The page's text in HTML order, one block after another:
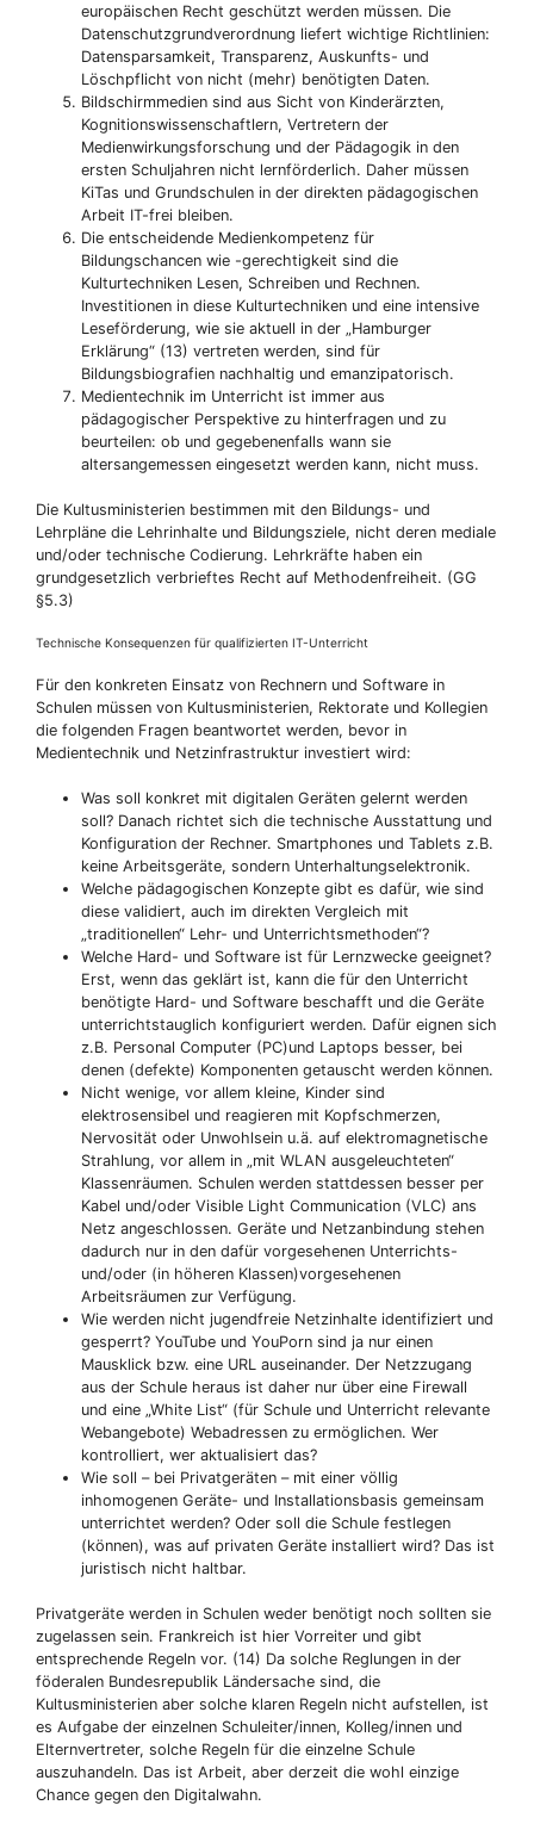
europäischen Recht geschützt werden müssen. Die
Datenschutzgrundverordnung liefert wichtige Richtlinien:
Datensparsamkeit, Transparenz, Auskunfts- und
Löschpflicht von nicht (mehr) benötigten Daten.
Bildschirmmedien sind aus Sicht von Kinderärzten,
Kognitionswissenschaftlern, Vertretern der
Medienwirkungsforschung und der Pädagogik in den
ersten Schuljahren nicht lernförderlich. Daher müssen
KiTas und Grundschulen in der direkten pädagogischen
Arbeit IT-frei bleiben.
Die entscheidende Medienkompetenz für
Bildungschancen wie -gerechtigkeit sind die
Kulturtechniken Lesen, Schreiben und Rechnen.
Investitionen in diese Kulturtechniken und eine intensive
Leseförderung, wie sie aktuell in der „Hamburger
Erklärung“ (13) vertreten werden, sind für
Bildungsbiografien nachhaltig und emanzipatorisch.
Medientechnik im Unterricht ist immer aus
pädagogischer Perspektive zu hinterfragen und zu
beurteilen: ob und gegebenenfalls wann sie
altersangemessen eingesetzt werden kann, nicht muss.
Die Kultusministerien bestimmen mit den Bildungs- und
Lehrpläne die Lehrinhalte und Bildungsziele, nicht deren mediale
und/oder technische Codierung. Lehrkräfte haben ein
grundgesetzlich verbrieftes Recht auf Methodenfreiheit. (GG
§5.3)
Technische Konsequenzen für qualifizierten IT-Unterricht
Für den konkreten Einsatz von Rechnern und Software in
Schulen müssen von Kultusministerien, Rektorate und Kollegien
die folgenden Fragen beantwortet werden, bevor in
Medientechnik und Netzinfrastruktur investiert wird:
Was soll konkret mit digitalen Geräten gelernt werden
soll? Danach richtet sich die technische Ausstattung und
Konfiguration der Rechner. Smartphones und Tablets z.B.
keine Arbeitsgeräte, sondern Unterhaltungselektronik.
Welche pädagogischen Konzepte gibt es dafür, wie sind
diese validiert, auch im direkten Vergleich mit
„traditionellen“ Lehr- und Unterrichtsmethoden“?
Welche Hard- und Software ist für Lernzwecke geeignet?
Erst, wenn das geklärt ist, kann die für den Unterricht
benötigte Hard- und Software beschafft und die Geräte
unterrichtstauglich konfiguriert werden. Dafür eignen sich
z.B. Personal Computer (PC)und Laptops besser, bei
denen (defekte) Komponenten getauscht werden können.
Nicht wenige, vor allem kleine, Kinder sind
elektrosensibel und reagieren mit Kopfschmerzen,
Nervosität oder Unwohlsein u.ä. auf elektromagnetische
Strahlung, vor allem in „mit WLAN ausgeleuchteten“
Klassenräumen. Schulen werden stattdessen besser per
Kabel und/oder Visible Light Communication (VLC) ans
Netz angeschlossen. Geräte und Netzanbindung stehen
dadurch nur in den dafür vorgesehenen Unterrichts-
und/oder (in höheren Klassen)vorgesehenen
Arbeitsräumen zur Verfügung.
Wie werden nicht jugendfreie Netzinhalte identifiziert und
gesperrt? YouTube und YouPorn sind ja nur einen
Mausklick bzw. eine URL auseinander. Der Netzzugang
aus der Schule heraus ist daher nur über eine Firewall
und eine „White List“ (für Schule und Unterricht relevante
Webangebote) Webadressen zu ermöglichen. Wer
kontrolliert, wer aktualisiert das?
Wie soll – bei Privatgeräten – mit einer völlig
inhomogenen Geräte- und Installationsbasis gemeinsam
unterrichtet werden? Oder soll die Schule festlegen
(können), was auf privaten Geräte installiert wird? Das ist
juristisch nicht haltbar.
Privatgeräte werden in Schulen weder benötigt noch sollten sie
zugelassen sein. Frankreich ist hier Vorreiter und gibt
entsprechende Regeln vor. (14) Da solche Reglungen in der
föderalen Bundesrepublik Ländersache sind, die
Kultusministerien aber solche klaren Regeln nicht aufstellen, ist
es Aufgabe der einzelnen Schuleiter/innen, Kolleg/innen und
Elternvertreter, solche Regeln für die einzelne Schule
auszuhandeln. Das ist Arbeit, aber derzeit die wohl einzige
Chance gegen den Digitalwahn.